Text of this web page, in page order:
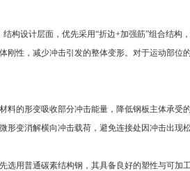
设计层面，优先采用“折边+加强筋”组合结构
刚性，减少冲击引发的整体变形。对于运动部位
的形变吸收部分冲击能量，降低钢板主体承受
变消解横向冲击载荷，避免连接处因冲击出现松
用普通碳素结构钢，其具备良好的塑性与可加